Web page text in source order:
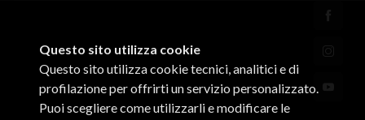
Questo sito utilizza cookie
Questo sito utilizza cookie tecnici, analitici e di
profilazione per offrirti un servizio personalizzato.
Puoi scegliere come utilizzarli e modificare le